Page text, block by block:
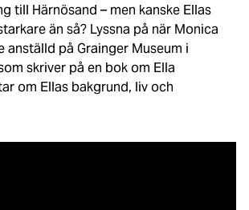
till Härnösand – men kanske Ellas
än så? Lyssna på när Monica
anställd på Grainger Museum i
skriver på en bok om Ella
om Ellas bakgrund, liv och